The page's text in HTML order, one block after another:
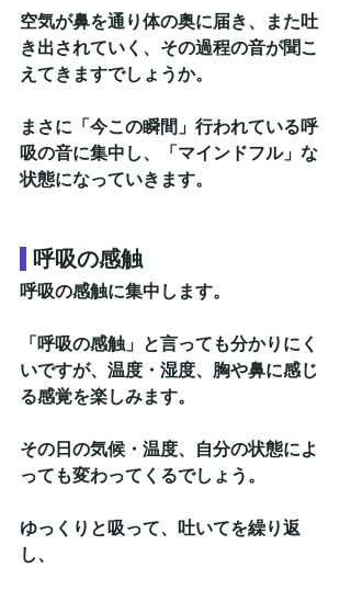
空気が鼻を通り体の奥に届き、また吐
き出されていく、その過程の音が聞こ
えてきますでしょうか。
まさに「今この瞬間」行われている呼
吸の音に集中し、「マインドフル」な
状態になっていきます。
呼吸の感触
呼吸の感触に集中します。
「呼吸の感触」と言っても分かりにく
いですが、温度・湿度、胸や鼻に感じ
る感覚を楽しみます。
その日の気候・温度、自分の状態によ
っても変わってくるでしょう。
ゆっくりと吸って、吐いてを繰り返
し、